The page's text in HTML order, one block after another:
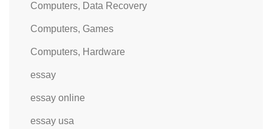
Computers, Data Recovery
Computers, Games
Computers, Hardware
essay
essay online
essay usa